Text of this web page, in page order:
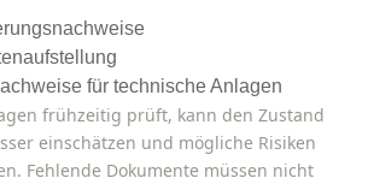
für technische Anlagen
frühzeitig prüft, kann den Zustand
einschätzen und mögliche Risiken
Fehlende Dokumente müssen nicht